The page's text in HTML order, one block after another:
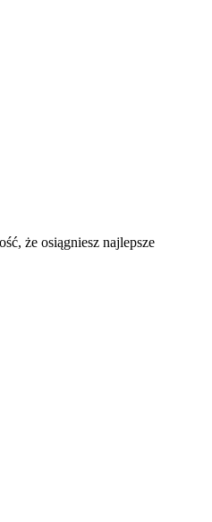
że osiągniesz najlepsze